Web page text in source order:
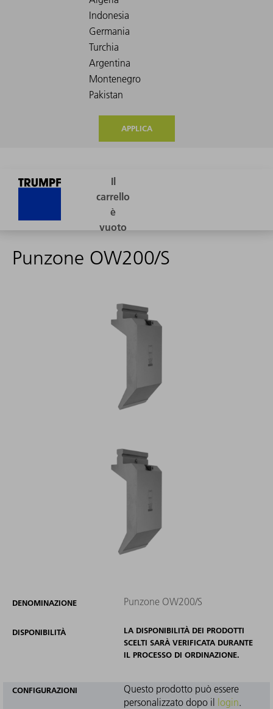
APPLICA
Punzone OW200/S
DENOMINAZIONE Punzone OW200/S
DISPONIBILITÀ
LA DISPONIBILITÀ DEI PRODOTTI
SCELTI SARÀ VERIFICATA DURANTE
IL PROCESSO DI ORDINAZIONE.
CONFIGURAZIONI
Questo prodotto può essere
personalizzato dopo il login.